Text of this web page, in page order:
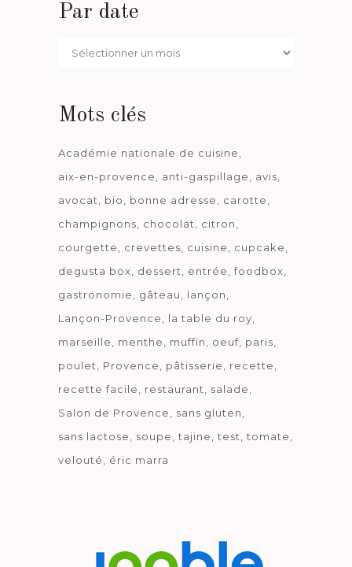
Par date
Par
Mots clés
Académie nationale de cuisine
aix-en-provence
anti-gaspillage
avis
avocat
bio bonne adresse
carotte
champignons
chocolat
citron
courgette
crevettes cuisine
cupcake
degusta box
dessert entrée
foodbox
gastronomie
gâteau
lançon
Lançon-Provence
la table du roy
marseille
menthe muffin oeuf paris
poulet
Provence pâtisserie
recette
recette facile
restaurant
salade
Salon de Provence
sans gluten
sans lactose
soupe tajine test
tomate
velouté
éric marra